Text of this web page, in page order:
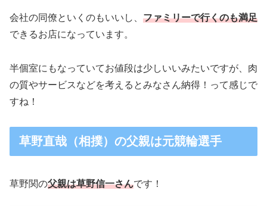
会社の同僚といくのもいいし、 ファミリーで行くのも満足
できるお店になっています。
半個室にもなっていてお値段は少しいいみたいですが、肉
の質やサービスなどを考えるとみなさん納得！って感じで
すね！
草野直哉（相撲）の父親は元競輪選手
草野関の父親は草野信一さんです！